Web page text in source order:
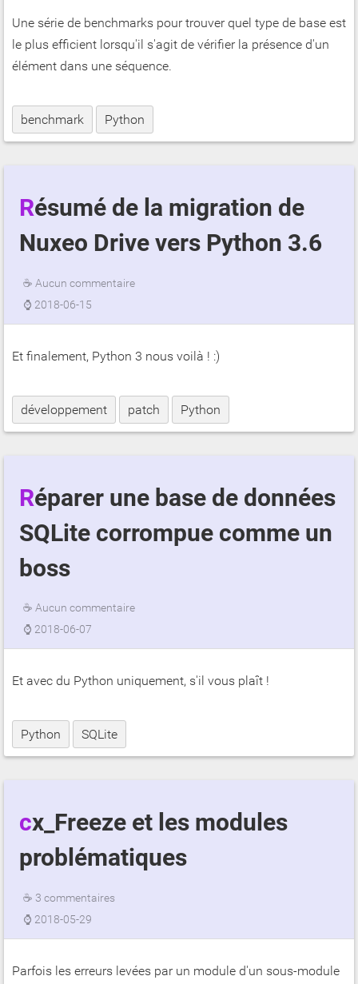
Une série de benchmarks pour trouver quel type de base est
le plus efficient lorsqu'il s'agit de vérifier la présence d'un
élément dans une séquence.
benchmark Python
Résumé de la migration de
Nuxeo Drive vers Python 3.6
☕ Aucun commentaire
⌚ 2018-06-15
Et finalement, Python 3 nous voilà ! :)
développement patch Python
Réparer une base de données
SQLite corrompue comme un
boss
☕ Aucun commentaire
⌚ 2018-06-07
Et avec du Python uniquement, s'il vous plaît !
Python SQLite
cx_Freeze et les modules
problématiques
☕ 3 commentaires
⌚ 2018-05-29
Parfois les erreurs levées par un module d'un sous-module